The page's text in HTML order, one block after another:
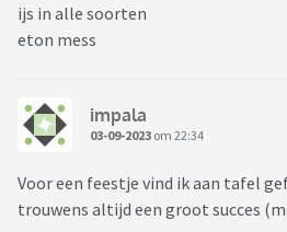
ijs in alle soorten
eton mess
impala
03-09-2023 om 22:34
Voor een feestje vind ik aan tafel
trouwens altijd een groot succes